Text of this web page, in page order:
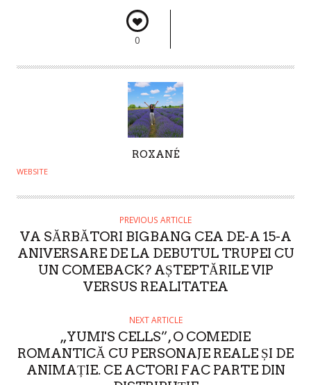
0
U
H
R
ROXANÉ
WEBSITE
PREVIOUS ARTICLE
VA SĂRBĂTORI BIGBANG CEA DE-A 15-A
ANIVERSARE DE LA DEBUTUL TRUPEI CU
UN COMEBACK? AȘTEPTĂRILE VIP
VERSUS REALITATEA
NEXT ARTICLE
„YUMI'S CELLS”, O COMEDIE
ROMANTICĂ CU PERSONAJE REALE ȘI DE
ANIMAȚIE. CE ACTORI FAC PARTE DIN